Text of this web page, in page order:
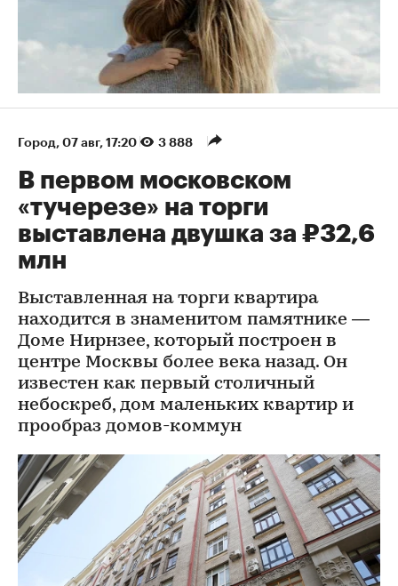
Город⁠, 07 авг, 17:20 3 888
В первом московском
«тучерезе» на торги
выставлена двушка за ₽32,6
млн
Выставленная на торги квартира
находится в знаменитом памятнике —
Доме Нирнзее, который построен в
центре Москвы более века назад. Он
известен как первый столичный
небоскреб, дом маленьких квартир и
прообраз домов-коммун